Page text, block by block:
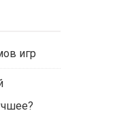
игр